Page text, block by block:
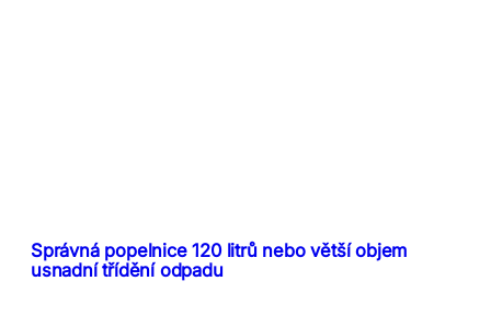
Správná popelnice 120 litrů nebo větší objem
usnadní třídění odpadu